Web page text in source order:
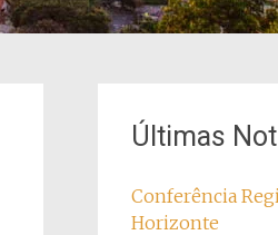
Últimas
Conferência
Horizonte